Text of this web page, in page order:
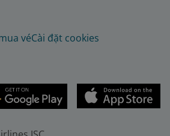
véCài đặt cookies